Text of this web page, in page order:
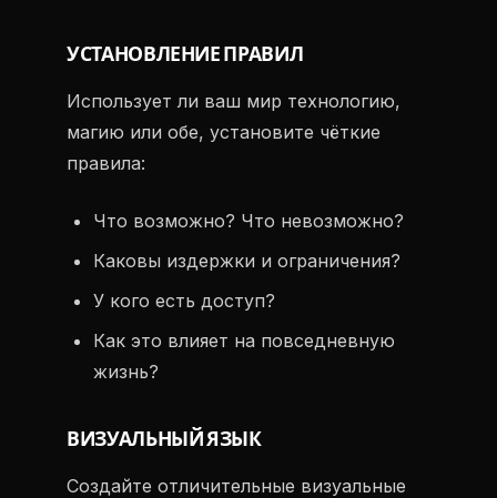
УСТАНОВЛЕНИЕ ПРАВИЛ
Использует ли ваш мир технологию,
магию или обе, установите чёткие
правила:
Что возможно? Что невозможно?
Каковы издержки и ограничения?
У кого есть доступ?
Как это влияет на повседневную
жизнь?
ВИЗУАЛЬНЫЙ ЯЗЫК
Создайте отличительные визуальные